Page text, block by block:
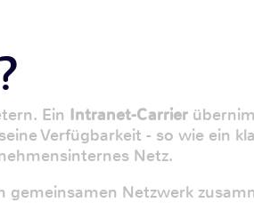
Ein Intranet-Carrier
Verfügbarkeit - so wie ein
Netz.
Netzwerk